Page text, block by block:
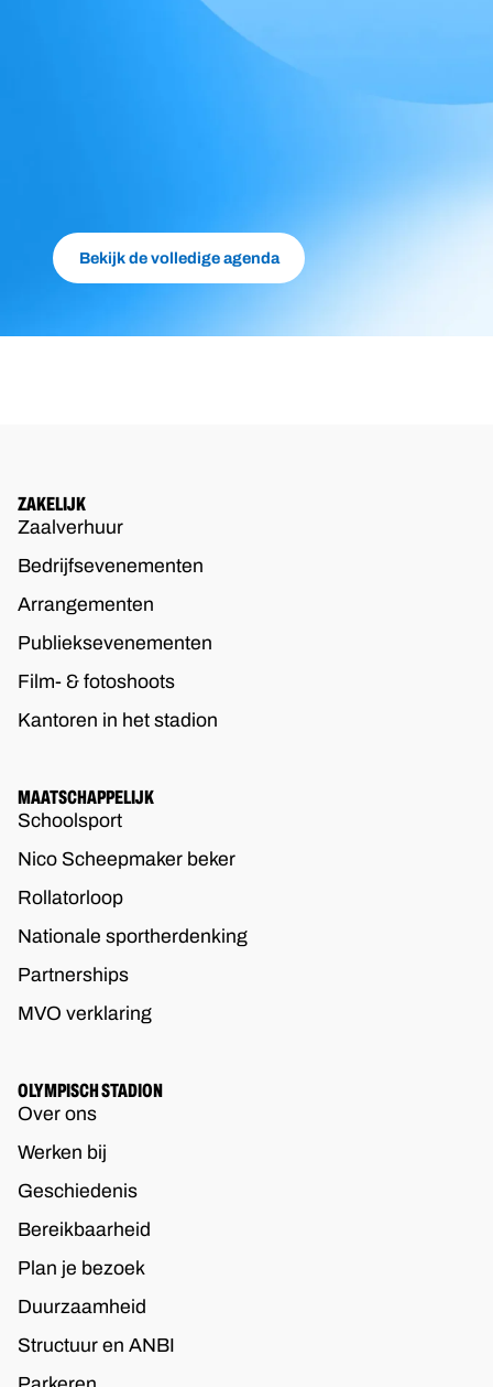
Bekijk de volledige agenda
ZAKELIJK
Zaalverhuur
Bedrijfsevenementen
Arrangementen
Publieksevenementen
Film- & fotoshoots
Kantoren in het stadion
MAATSCHAPPELIJK
Schoolsport
Nico Scheepmaker beker
Rollatorloop
Nationale sportherdenking
Partnerships
MVO verklaring
OLYMPISCH STADION
Over ons
Werken bij
Geschiedenis
Bereikbaarheid
Plan je bezoek
Duurzaamheid
Structuur en ANBI